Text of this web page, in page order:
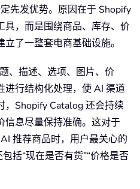
先发优势。原因在于 Shopify
具，而是围绕商品、库存、价
了一整套电商基础设施。
、描述、选项、图片、价
进行结构化处理，使 AI 渠道
，Shopify Catalog 还会持续
信息尽量保持准确。这对于
推荐商品时，用户最关心的
括“现在是否有货”“价格是否